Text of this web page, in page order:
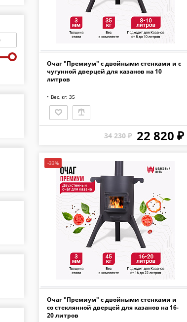
Очаг "Премиум" с двойными стенками и с
чугунной дверцей для казанов на 10
литров
Вес, кг: 35
34 230 ₽ 22 820 ₽
-33%
Очаг "Премиум" с двойными стенками и
со стеклянной дверцей для казанов на 16-
20 литров